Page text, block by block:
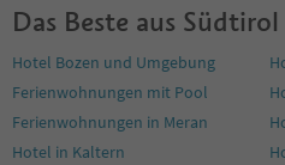
9
11
12
13
14
Das Beste aus
Hotel Bozen und Umgebung
Ferienwohnungen mit Pool
Ferienwohnungen in Meran
Hotel in Kaltern